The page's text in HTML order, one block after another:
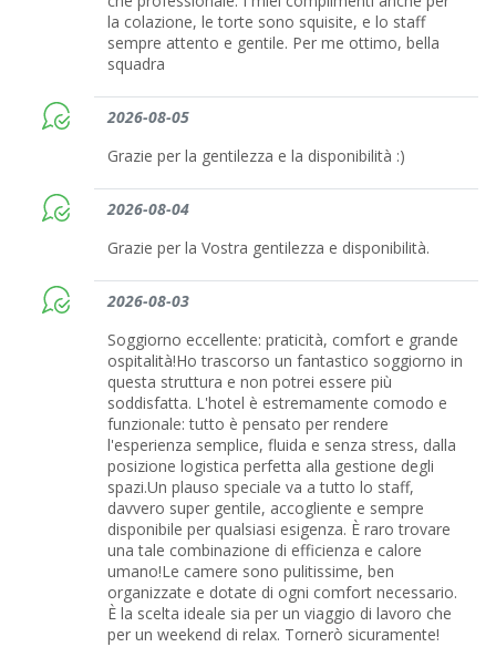
la colazione, le torte sono squisite, e lo staff
sempre attento e gentile. Per me ottimo, bella
squadra
2026-08-05
Grazie per la gentilezza e la disponibilità :)
2026-08-04
Grazie per la Vostra gentilezza e disponibilità.
2026-08-03
Soggiorno eccellente: praticità, comfort e grande
ospitalità! ​Ho trascorso un fantastico soggiorno in
questa struttura e non potrei essere più
soddisfatta. L'hotel è estremamente comodo e
funzionale: tutto è pensato per rendere
l'esperienza semplice, fluida e senza stress, dalla
posizione logistica perfetta alla gestione degli
spazi. ​Un plauso speciale va a tutto lo staff,
davvero super gentile, accogliente e sempre
disponibile per qualsiasi esigenza. È raro trovare
una tale combinazione di efficienza e calore
umano! ​Le camere sono pulitissime, ben
organizzate e dotate di ogni comfort necessario.
È la scelta ideale sia per un viaggio di lavoro che
per un weekend di relax. Tornerò sicuramente!